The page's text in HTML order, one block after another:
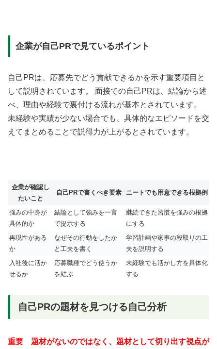
企業が自己PRで見ているポイント
自己PRは、応募先でどう貢献できるかを示す重要項目と
して説明されています。 面接での自己PRは、結論から述
べ、理由や経験で裏付ける流れが基本とされています。
未経験や実績が少ない場合でも、具体的なエピソードを交
えてまとめることで説得力が上がるとされています。
企業が確認し
たいこと
自己PRで書くべき要素 ニートでも用意できる根拠例
強みの中身が
具体的か
結論として強みを一言
で提示する
継続できた習慣を強みの根拠
にする
再現性がある
か
なぜその行動をしたか
と工夫を書く
学習計画や家事の段取りの工
夫を説明する
入社後に活か
せるか
応募職種でどう使うか
を結ぶ
未経験でも活かし方を具体化
する
自己PRの題材を見つける自己分析
重要 題材がないのではなく、題材として切り出す視点が